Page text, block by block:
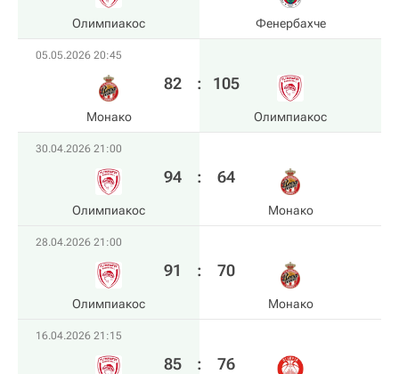
Олимпиакос Фенербахче
05.05.2026 20:45
Монако
82 : 105
Олимпиакос
30.04.2026 21:00
Олимпиакос
94 : 64
Монако
28.04.2026 21:00
Олимпиакос
91 : 70
Монако
16.04.2026 21:15
85 : 76